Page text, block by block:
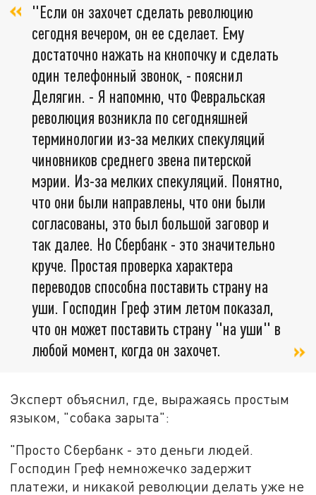
"Если он захочет сделать революцию
сегодня вечером, он ее сделает. Ему
достаточно нажать на кнопочку и сделать
один телефонный звонок, - пояснил
Делягин. - Я напомню, что Февральская
революция возникла по сегодняшней
терминологии из-за мелких спекуляций
чиновников среднего звена питерской
мэрии. Из-за мелких спекуляций. Понятно,
что они были направлены, что они были
согласованы, это был большой заговор и
так далее. Но Сбербанк - это значительно
круче. Простая проверка характера
переводов способна поставить страну на
уши. Господин Греф этим летом показал,
что он может поставить страну "на уши" в
любой момент, когда он захочет.
Эксперт объяснил, где, выражаясь простым
языком, "собака зарыта":
"Просто Сбербанк - это деньги людей.
Господин Греф немножечко задержит
платежи, и никакой революции делать уже не